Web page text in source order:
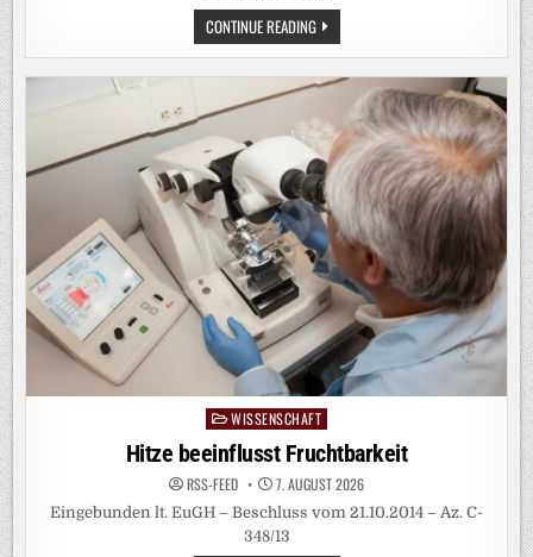
CONTINUE READINGÖKOSYSTEME
LESEN
WIE
BUCH:
METHODE
MACHT
VERBORGENE
MUSTER
IN
MIKROBIELLEN
GEMEINSCHAFTEN
DER
WARNOW
SICHTBAR
Posted
in
WISSENSCHAFT
Hitze beeinflusst Fruchtbarkeit
RSS-FEED 7. AUGUST 2026
Eingebunden lt. EuGH – Beschluss vom 21.10.2014 – Az. C-
348/13